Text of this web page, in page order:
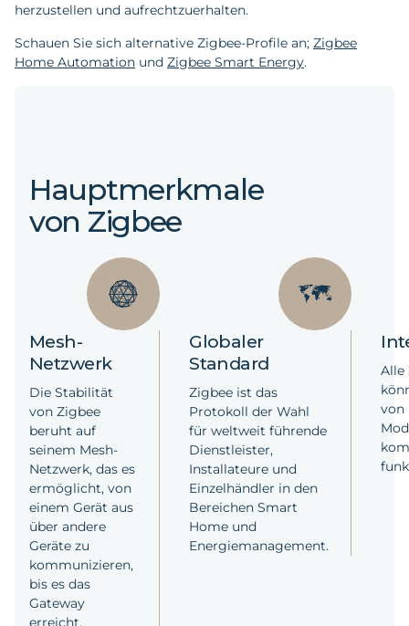
herzustellen und aufrechtzuerhalten.
Schauen Sie sich alternative Zigbee-Profile an; Zigbee
Home Automation und Zigbee Smart Energy.
Hauptmerkmale
von Zigbee
Mesh-
Netzwerk
Die Stabilität
von Zigbee
beruht auf
seinem Mesh-
Netzwerk, das es
ermöglicht, von
einem Gerät aus
über andere
Geräte zu
kommunizieren,
bis es das
Gateway
erreicht.
Globaler
Standard
Zigbee ist das
Protokoll der Wahl
für weltweit führende
Dienstleister,
Installateure und
Einzelhändler in den
Bereichen Smart
Home und
Energiemanagement.
Alle
von